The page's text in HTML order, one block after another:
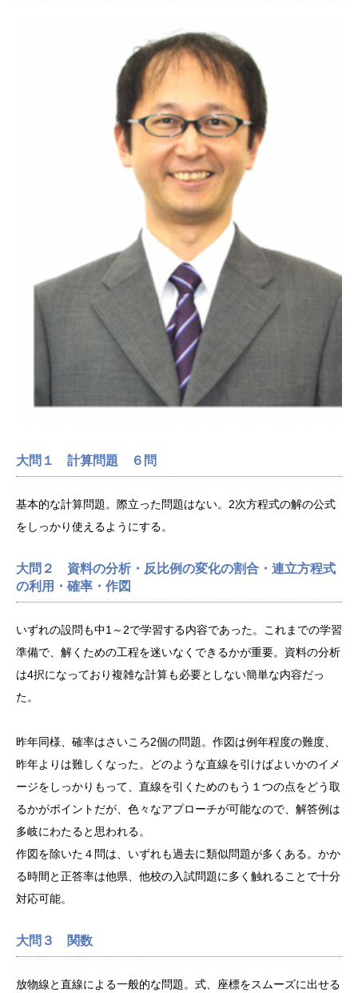
大問１ 計算問題 ６問
基本的な計算問題。際立った問題はない。2次方程式の解の公式
をしっかり使えるようにする。
大問２ 資料の分析・反比例の変化の割合・連立方程式
の利用・確率・作図
いずれの設問も中1～2で学習する内容であった。これまでの学習
準備で、解くための工程を迷いなくできるかが重要。資料の分析
は4択になっており複雑な計算も必要としない簡単な内容だっ
た。
昨年同様、確率はさいころ2個の問題。作図は例年程度の難度、
昨年よりは難しくなった。どのような直線を引けばよいかのイメ
ージをしっかりもって、直線を引くためのもう１つの点をどう取
るかがポイントだが、色々なアプローチが可能なので、解答例は
多岐にわたると思われる。
作図を除いた４問は、いずれも過去に類似問題が多くある。かか
る時間と正答率は他県、他校の入試問題に多く触れることで十分
対応可能。
大問３ 関数
放物線と直線による一般的な問題。式、座標をスムーズに出せる